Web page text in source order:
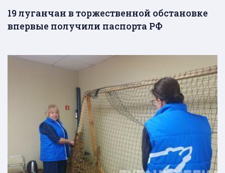
19 луганчан в торжественной обстановке
впервые получили паспорта РФ